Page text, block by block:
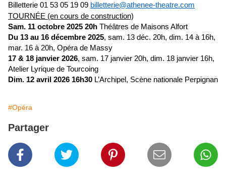
Billetterie 01 53 05 19 09 billetterie@athenee-theatre.com
TOURNÉE (en cours de construction)
Sam. 11 octobre 2025 20h Théâtres de Maisons Alfort
Du 13 au 16 décembre 2025, sam. 13 déc. 20h, dim. 14 à 16h,
mar. 16 à 20h, Opéra de Massy
17 & 18 janvier 2026, sam. 17 janvier 20h, dim. 18 janvier 16h,
Atelier Lyrique de Tourcoing
Dim. 12 avril 2026 16h30 L’Archipel, Scène nationale Perpignan
#Opéra
Partager